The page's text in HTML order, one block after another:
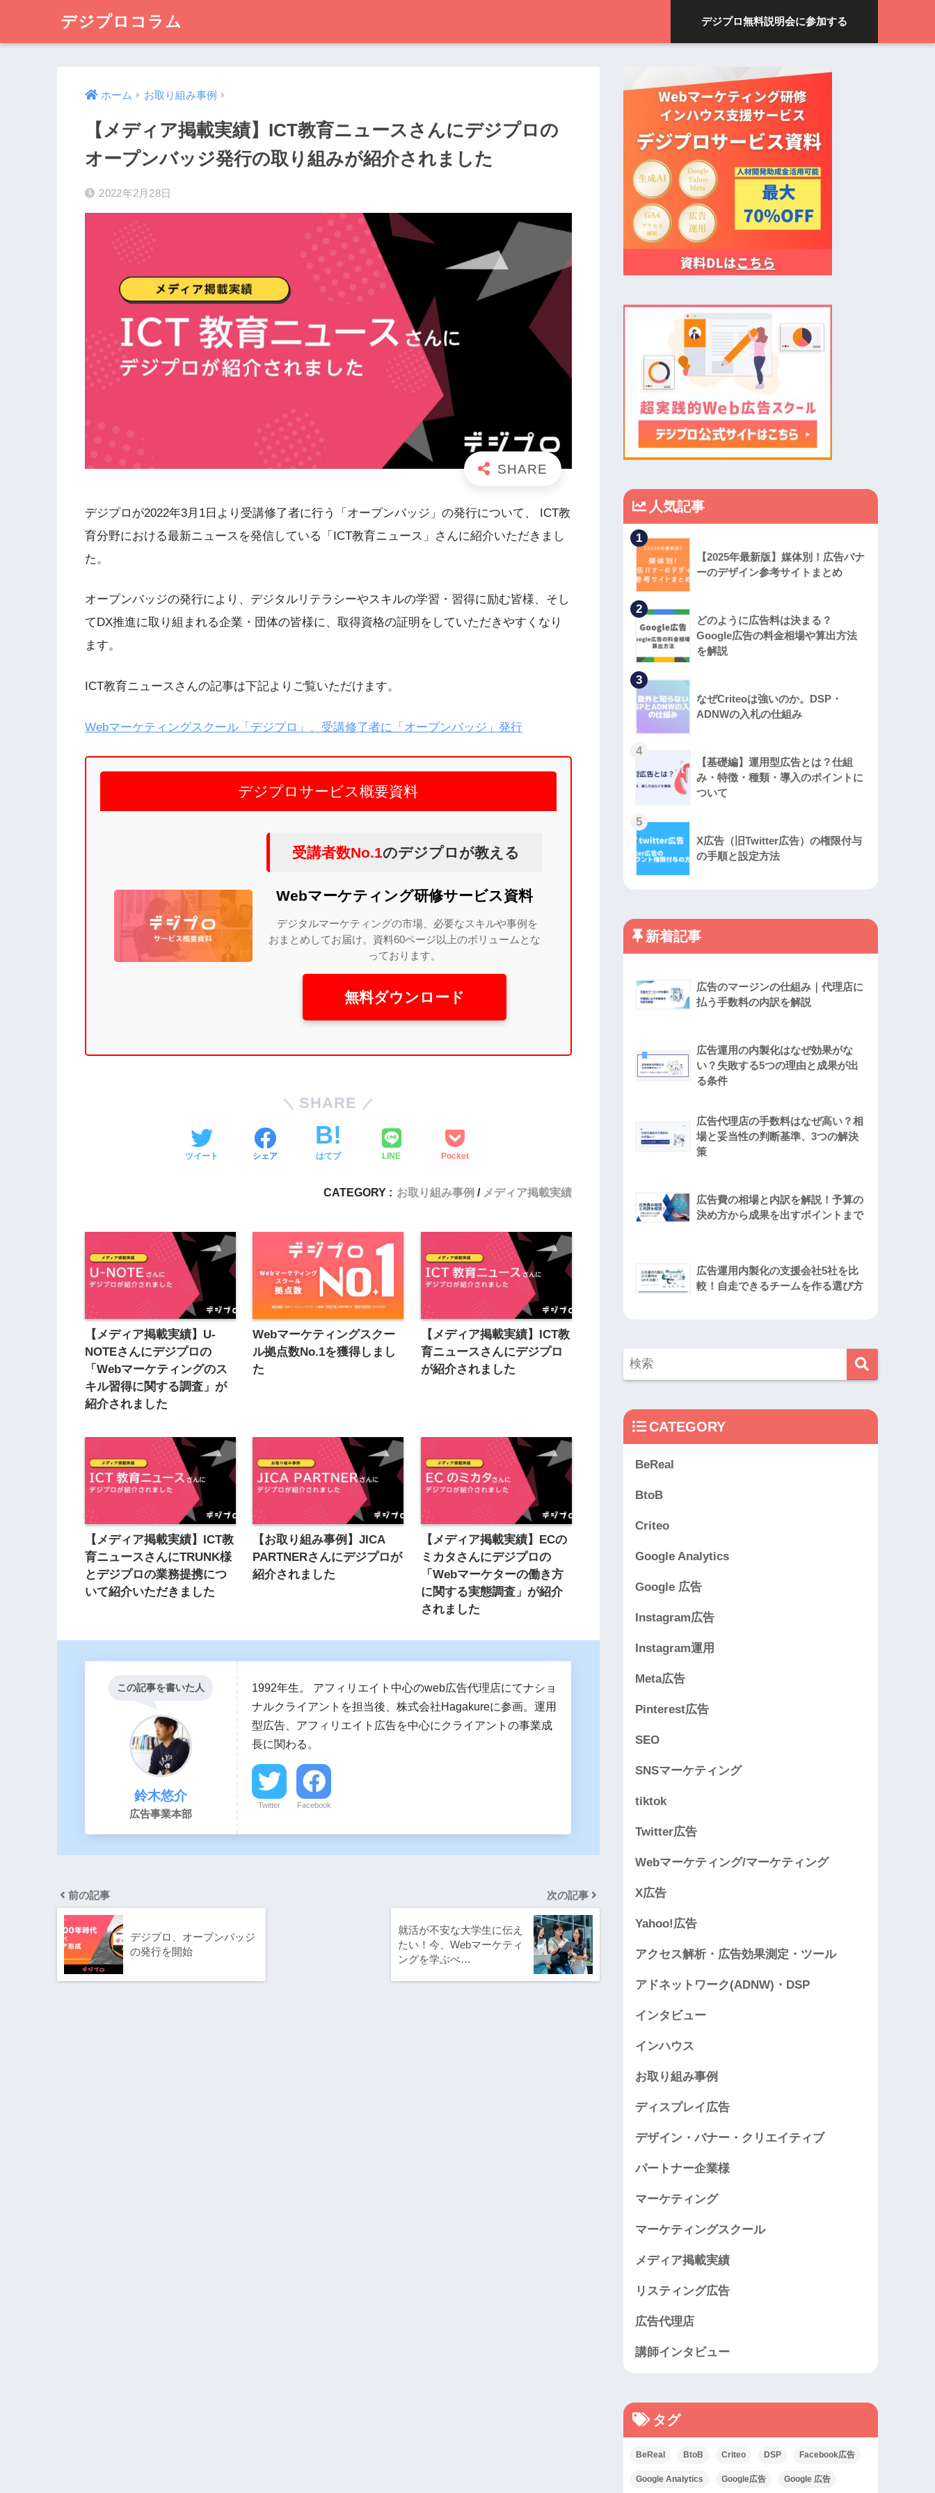
デジプロコラム デジプロ無料説明会に参加する
ホーム お取り組み事例
【メディア掲載実績】ICT教育ニュースさんにデジプロの
オープンバッジ発行の取り組みが紹介されました
2022年2月28日
デジプロが2022年3月1日より受講修了者に行う「オープンバッジ」の発行について、 ICT教
育分野における最新ニュースを発信している「ICT教育ニュース」さんに紹介いただきまし
た。
オープンバッジの発行により、デジタルリテラシーやスキルの学習・習得に励む皆様、そし
てDX推進に取り組まれる企業・団体の皆様に、取得資格の証明をしていただきやすくなり
ます。
ICT教育ニュースさんの記事は下記よりご覧いただけます。
Webマーケティングスクール「デジプロ」、受講修了者に「オープンバッジ」発行
デジプロサービス概要資料
受講者数No.1のデジプロが教える
Webマーケティング研修サービス資料
デジタルマーケティングの市場、必要なスキルや事例を
おまとめしてお届け。資料60ページ以上のボリュームとな
っております。
無料ダウンロード
SHARE
ツイート シェア はてブ LINE Pocket
CATEGORY : お取り組み事例 メディア掲載実績
【メディア掲載実績】U-
NOTEさんにデジプロの
「Webマーケティングのス
キル習得に関する調査」が
紹介されました
Webマーケティングスクー
ル拠点数No.1を獲得しまし
た
【メディア掲載実績】ICT教
育ニュースさんにデジプロ
が紹介されました
【メディア掲載実績】ICT教
育ニュースさんにTRUNK様
とデジプロの業務提携につ
いて紹介いただきました
【お取り組み事例】JICA
PARTNERさんにデジプロが
紹介されました
【メディア掲載実績】ECの
ミカタさんにデジプロの
「Webマーケターの働き方
に関する実態調査」が紹介
されました
この記事を書いた人
鈴木悠介
広告事業本部
1992年生。 アフィリエイト中心のweb広告代理店にてナショ
ナルクライアントを担当後、株式会社Hagakureに参画。運用
型広告、アフィリエイト広告を中心にクライアントの事業成
長に関わる。
Twitter Facebook
前の記事
デジプロ、オープンバッジ
の発行を開始
次の記事
就活が不安な大学生に伝え
たい！今、Webマーケティ
ングを学ぶべ…
人気記事
1
【2025年最新版】媒体別！広告バナ
ーのデザイン参考サイトまとめ
2
どのように広告料は決まる？
Google広告の料金相場や算出方法
を解説
3
なぜCriteoは強いのか。DSP・
ADNWの入札の仕組み
4
【基礎編】運用型広告とは？仕組
み・特徴・種類・導入のポイントに
ついて
5
X広告（旧Twitter広告）の権限付与
の手順と設定方法
新着記事
広告のマージンの仕組み｜代理店に
払う手数料の内訳を解説
広告運用の内製化はなぜ効果がな
い？失敗する5つの理由と成果が出
る条件
広告代理店の手数料はなぜ高い？相
場と妥当性の判断基準、3つの解決
策
広告費の相場と内訳を解説！予算の
決め方から成果を出すポイントまで
広告運用内製化の支援会社5社を比
較！自走できるチームを作る選び方
CATEGORY
BeReal
BtoB
Criteo
Google Analytics
Google 広告
Instagram広告
Instagram運用
Meta広告
Pinterest広告
SEO
SNSマーケティング
tiktok
Twitter広告
Webマーケティング/マーケティング
X広告
Yahoo!広告
アクセス解析・広告効果測定・ツール
アドネットワーク(ADNW)・DSP
インタビュー
インハウス
お取り組み事例
ディスプレイ広告
デザイン・バナー・クリエイティブ
パートナー企業様
マーケティング
マーケティングスクール
メディア掲載実績
リスティング広告
広告代理店
講師インタビュー
タグ
BeReal BtoB Criteo DSP Facebook広告
Google Analytics Google広告 Google 広告